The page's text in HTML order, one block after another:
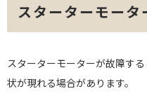
スターターモータ
スターターモーターが故障す
状が現れる場合があります。